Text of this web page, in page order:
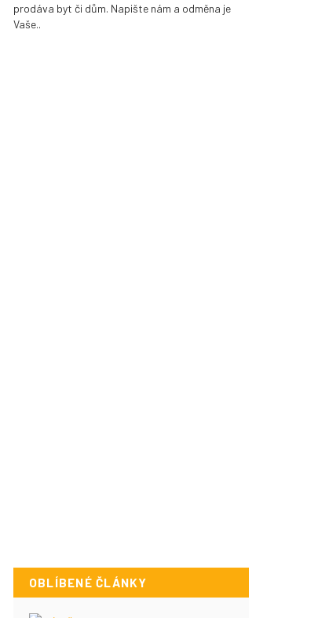
prodáva byt či dům. Napište nám a odměna je
Vaše..
OBLÍBENÉ ČLÁNKY